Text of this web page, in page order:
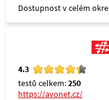
Dostupnost v celém
4.3
testů celkem:250
https://avonet.cz/